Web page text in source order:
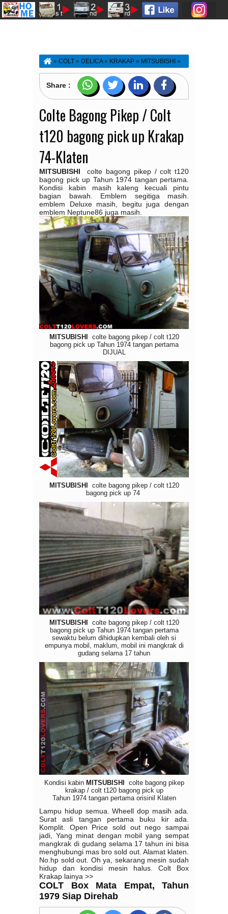
» COLT » DELICA» KRAKAP » MITSUBISHI »
PICKUP»T120BAGONG»Colte Bagong Pikep /
Colt t120 bagong pick up Krakap 74-Klaten
Share :
Colte Bagong Pikep / Colt
t120 bagong pick up Krakap
74-Klaten
MITSUBISHI
colte bagong pikep / colt t120
bagong pick up Tahun 1974 tangan pertama.
Kondisi kabin masih kaleng kecuali pintu
bagian bawah. Emblem segitiga masih.
emblem Deluxe masih, begitu juga dengan
emblem Neptune86 juga masih.
MITSUBISHI
colte bagong pikep / colt t120
bagong pick upTahun 1974 tangan pertama
DIJUAL
MITSUBISHI
colte bagong pikep / colt t120
bagong pick up 74
MITSUBISHI
colte bagong pikep / colt t120
bagong pick upTahun 1974 tangan pertama
sewaktu belum dihidupkan kembali oleh si
empunya mobil, maklum, mobil ini mangkrak di
gudang selama 17 tahun
Kondisi kabinMITSUBISHI
colte bagong pikep
krakap / colt t120 bagong pick up
Tahun 1974 tangan pertama orisinil Klaten
Lampu hidup semua. Wheell dop masih ada.
Surat asli tangan pertama buku kir ada.
Komplit. Open Price sold outnego sampai
jadi, Yang minat dengan mobil yang sempat
mangkrak di gudang selama 17 tahun ini bisa
menghubungi mas bro sold out . Alamat klaten.
No.hp sold out . Oh ya, sekarang mesin sudah
hidup dan kondisi mesin halus. Colt Box
Krakap lainya >>
COLT Box Mata Empat, Tahun
1979 Siap Direhab